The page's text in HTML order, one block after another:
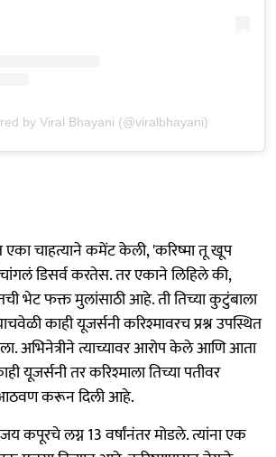
by Viral Bhayani (@viralbhayani)
एका चाहत्याने कमेंट केली, 'करिष्मा तू खूप
डिसर्व करतेस. तर एकाने लिहिले की,
भेट फक्त मुलांसाठी आहे. ती तिच्या कुटुंबाला
काही यूजर्सनी करिश्मावरच प्रश्न उपस्थित
अभिनेत्रीने त्याच्यावर आरोप केले आणि आता
यूजर्सनी तर करिश्माला तिच्या पतीवर
आठवण करून दिली आहे.
कपूरचे लग्न 13 वर्षांनंतर मोडले. त्यांना एक